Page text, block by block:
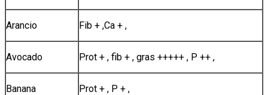
Arancio Fib + ,Ca + ,
Avocado Prot + , fib + , gras +++++ , P ++ ,
Banana Prot + , P + ,